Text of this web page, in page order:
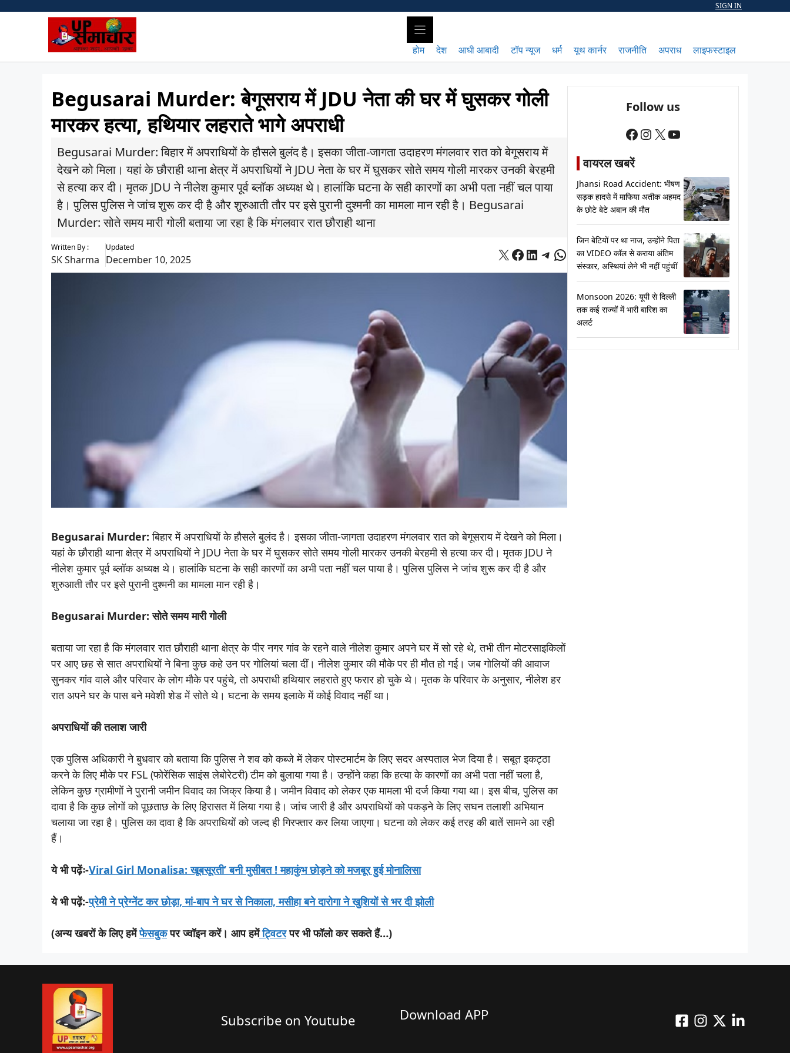
SIGN IN
होम देश आधी आबादी टॉप न्यूज धर्म यूथ कार्नर राजनीति अपराध लाइफस्टाइल
Begusarai Murder: बेगूसराय में JDU नेता की घर में घुसकर गोली
मारकर हत्या, हथियार लहराते भागे अपराधी
Begusarai Murder: बिहार में अपराधियों के हौसले बुलंद है। इसका जीता-जागता उदाहरण मंगलवार रात को बेगूसराय में
देखने को मिला। यहां के छौराही थाना क्षेत्र में अपराधियों ने JDU नेता के घर में घुसकर सोते समय गोली मारकर उनकी बेरहमी
से हत्या कर दी। मृतक JDU ने नीलेश कुमार पूर्व ब्लॉक अध्यक्ष थे। हालांकि घटना के सही कारणों का अभी पता नहीं चल पाया
है। पुलिस पुलिस ने जांच शुरू कर दी है और शुरुआती तौर पर इसे पुरानी दुश्मनी का मामला मान रही है। Begusarai
Murder: सोते समय मारी गोली बताया जा रहा है कि मंगलवार रात छौराही थाना
Written By :
SK Sharma
Updated
December 10, 2025 X Facebook
LinkedIn
Telegram
WhatsApp
Begusarai Murder: बिहार में अपराधियों के हौसले बुलंद है। इसका जीता-जागता उदाहरण मंगलवार रात को बेगूसराय में देखने को मिला।
यहां के छौराही थाना क्षेत्र में अपराधियों ने JDU नेता के घर में घुसकर सोते समय गोली मारकर उनकी बेरहमी से हत्या कर दी। मृतक JDU ने
नीलेश कुमार पूर्व ब्लॉक अध्यक्ष थे। हालांकि घटना के सही कारणों का अभी पता नहीं चल पाया है। पुलिस पुलिस ने जांच शुरू कर दी है और
शुरुआती तौर पर इसे पुरानी दुश्मनी का मामला मान रही है।
Begusarai Murder: सोते समय मारी गोली
बताया जा रहा है कि मंगलवार रात छौराही थाना क्षेत्र के पीर नगर गांव के रहने वाले नीलेश कुमार अपने घर में सो रहे थे, तभी तीन मोटरसाइकिलों
पर आए छह से सात अपराधियों ने बिना कुछ कहे उन पर गोलियां चला दीं। नीलेश कुमार की मौके पर ही मौत हो गई। जब गोलियों की आवाज
सुनकर गांव वाले और परिवार के लोग मौके पर पहुंचे, तो अपराधी हथियार लहराते हुए फरार हो चुके थे। मृतक के परिवार के अनुसार, नीलेश हर
रात अपने घर के पास बने मवेशी शेड में सोते थे। घटना के समय इलाके में कोई विवाद नहीं था।
अपराधियों की तलाश जारी
एक पुलिस अधिकारी ने बुधवार को बताया कि पुलिस ने शव को कब्जे में लेकर पोस्टमार्टम के लिए सदर अस्पताल भेज दिया है। सबूत इकट्ठा
करने के लिए मौके पर FSL (फोरेंसिक साइंस लेबोरेटरी) टीम को बुलाया गया है। उन्होंने कहा कि हत्या के कारणों का अभी पता नहीं चला है,
लेकिन कुछ ग्रामीणों ने पुरानी जमीन विवाद का जिक्र किया है। जमीन विवाद को लेकर एक मामला भी दर्ज किया गया था। इस बीच, पुलिस का
दावा है कि कुछ लोगों को पूछताछ के लिए हिरासत में लिया गया है। जांच जारी है और अपराधियों को पकड़ने के लिए सघन तलाशी अभियान
चलाया जा रहा है। पुलिस का दावा है कि अपराधियों को जल्द ही गिरफ्तार कर लिया जाएगा। घटना को लेकर कई तरह की बातें सामने आ रही
हैं।
ये भी पढ़ेंः-Viral Girl Monalisa: खूबसूरती’ बनी मुसीबत ! महाकुंभ छोड़ने को मजबूर हुई मोनालिसा
ये भी पढ़ें:-प्रेमी ने प्रेग्नेंट कर छोड़ा, मां-बाप ने घर से निकाला, मसीहा बने दारोगा ने खुशियों से भर दी झोली
(अन्य खबरों के लिए हमेंफेसबुकपर ज्वॉइन करें। आप हमेंट्विटरपर भी फॉलो कर सकते हैं…)
Follow us
Facebook
Instagram
X YouTube
वायरल खबरें
Jhansi Road Accident: भीषण
सड़क हादसे में माफिया अतीक अहमद
के छोटे बेटे अबान की मौत
जिन बेटियों पर था नाज, उन्होंने पिता
का VIDEO कॉल से कराया अंतिम
संस्कार, अस्थियां लेने भी नहीं पहुंचीं
Monsoon 2026: यूपी से दिल्ली
तक कई राज्यों में भारी बारिश का
अलर्ट
Subscribe on Youtube​ Download APP